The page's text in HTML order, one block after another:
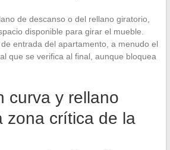
de descanso o del rellano giratorio,
disponible para girar el mueble.
entrada del apartamento, a menudo el
que se verifica al final, aunque bloquea
curva y rellano
zona crítica de la